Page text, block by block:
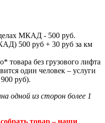
МКАД - 500 руб.
500 руб + 30 руб за км
товара без грузового лифта
один человек – услуги
руб).
одной из сторон более 1
товар – наши